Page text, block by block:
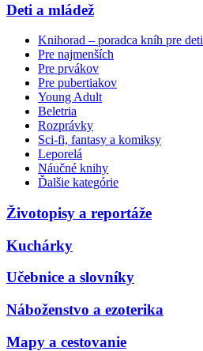
Deti a mládež
Knihorad – poradca kníh pre deti
Pre najmenších
Pre prvákov
Pre pubertiakov
Young Adult
Beletria
Rozprávky
Sci-fi, fantasy a komiksy
Leporelá
Náučné knihy
Ďalšie kategórie
Životopisy a reportáže
Kuchárky
Učebnice a slovníky
Náboženstvo a ezoterika
Mapy a cestovanie